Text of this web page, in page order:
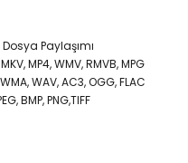
Paylaşımı
MP4, WMV, RMVB, MPG
WAV, AC3, OGG, FLAC
BMP, PNG,TIFF